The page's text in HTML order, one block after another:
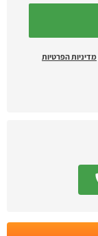
מדיניות הפרטיות